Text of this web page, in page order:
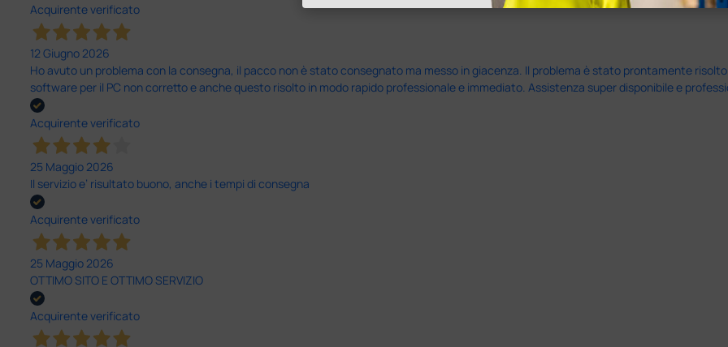
Acquirente verificato
12 Giugno 2026
Ho avuto un problema con la consegna, il pacco non è stato consegnato ma messo in giacenza. Il problema è stato prontamente
software per il PC non corretto e anche questo risolto in modo rapido professionale e immediato. Assistenza super disponibile e
Acquirente verificato
25 Maggio 2026
Il servizio e’ risultato buono, anche i tempi di consegna
Acquirente verificato
25 Maggio 2026
OTTIMO SITO E OTTIMO SERVIZIO
Acquirente verificato